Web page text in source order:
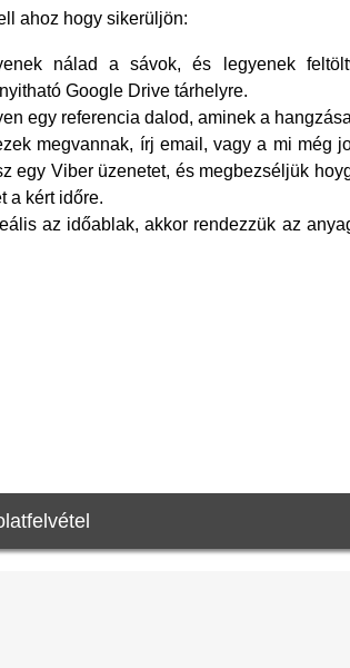
ahoz hogy sikerüljön:
nálad a sávok, és legyenek
Google Drive tárhelyre.
egy referencia dalod, aminek a
megvannak, írj email, vagy a mi még
egy Viber üzenetet, és megbezséljük
a kért időre.
az időablak, akkor rendezzük az